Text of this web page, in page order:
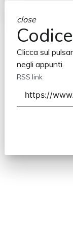
close
Clicca sul
negli appunti.
RSS link